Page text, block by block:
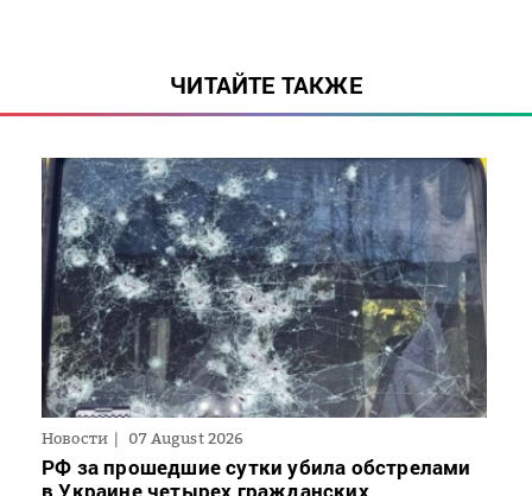
ЧИТАЙТЕ ТАКЖЕ
Новости 07 August 2026
РФ за прошедшие сутки убила обстрелами
в Украине четырех гражданских